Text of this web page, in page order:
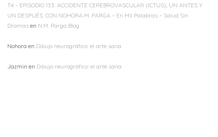
T4 – EPISODIO 133: ACCIDENTE CEREBROVASCULAR (ICTUS), UN ANTES Y
UN DESPUÉS. CON NOHORA M. PARGA – En Mil Palabras – Salud Sin
Dramas en N.M. Parga Blog
Nohora en Dibujo neurográfico: el arte sana
Jazmin en Dibujo neurográfico: el arte sana